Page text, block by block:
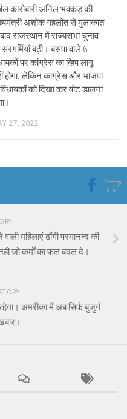
कारोबारी अनिल भक्कड़ की
अशोक गहलोत से मुलाकात
राजस्थान में राज्यसभा चुनाव
बढ़ी। बसपा वाले 6
पर कांग्रेस का व्हिप लागू
होगा, लेकिन कांग्रेस और भाजपा
को दिखा कर वोट डालना
27, 2022
महिलाएं ढोंगी परमानन्द की
जो कर्मों का फल बदल दे।
अमरीका में अब सिर्फ बुजुर्ग